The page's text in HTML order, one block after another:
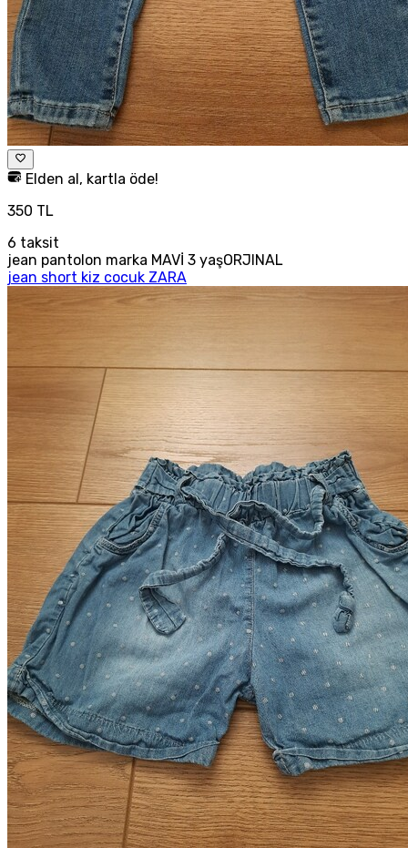
Elden al, kartla öde!
350 TL
6 taksit
jean pantolon marka MAVİ 3 yaşORJINAL
jean short kiz cocuk ZARA